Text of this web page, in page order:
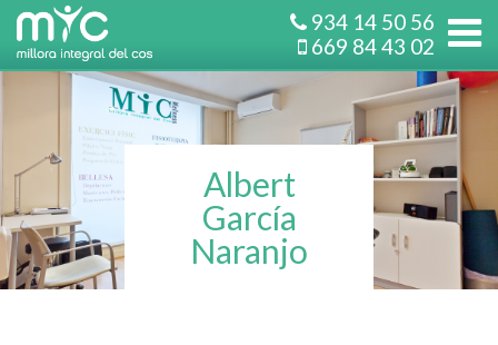
934 14 50 56
669 84 43 02
Albert
García
Naranjo